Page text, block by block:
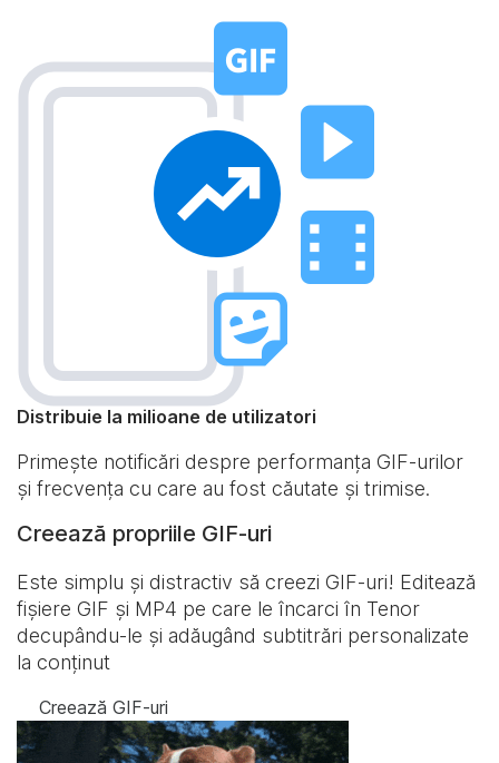
Distribuie la milioane de utilizatori
Primește notificări despre performanța GIF-urilor
și frecvența cu care au fost căutate și trimise.
Creează propriile GIF-uri
Este simplu și distractiv să creezi GIF-uri! Editează
fișiere GIF și MP4 pe care le încarci în Tenor
decupându-le și adăugând subtitrări personalizate
la conținut
Creează GIF-uri